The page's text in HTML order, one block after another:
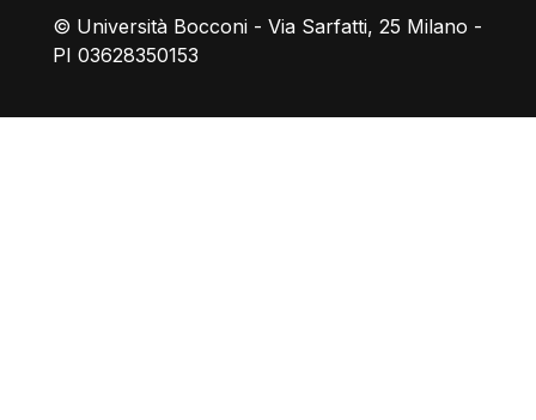
© Università Bocconi - Via Sarfatti, 25 Milano -
PI 03628350153